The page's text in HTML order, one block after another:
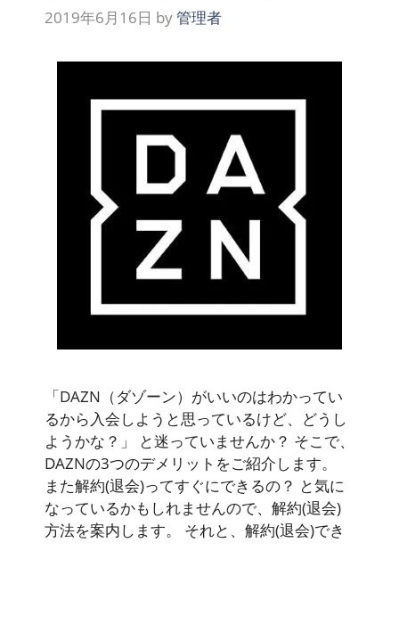
2019年6月16日 by管理者
「DAZN（ダゾーン）がいいのはわかってい
るから入会しようと思っているけど、どうし
ようかな？」 と迷っていませんか？ そこで、
DAZNの3つのデメリットをご紹介します。
また解約(退会)ってすぐにできるの？ と気に
なっているかもしれませんので、解約(退会)
方法を案内します。 それと、解約(退会)でき